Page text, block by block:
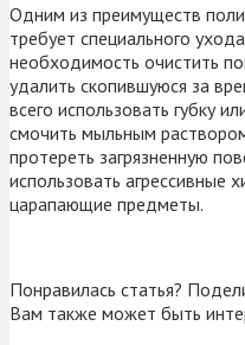
Одним из преимуществ
требует специального
необходимость очистить
удалить скопившуюся за
всего использовать губку
смочить мыльным
протереть загрязненную
использовать агрессивные
царапающие предметы.
Понравилась статья?
Вам также может быть